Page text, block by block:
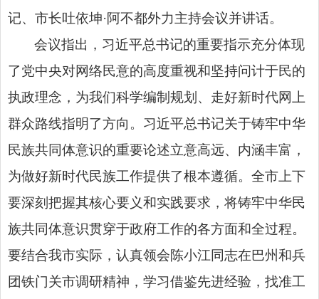
记、市长吐依坤·阿不都外力主持会议并讲话。
会议指出，习近平总书记的重要指示充分体现
了党中央对网络民意的高度重视和坚持问计于民的
执政理念，为我们科学编制规划、走好新时代网上
群众路线指明了方向。习近平总书记关于铸牢中华
民族共同体意识的重要论述立意高远、内涵丰富，
为做好新时代民族工作提供了根本遵循。全市上下
要深刻把握其核心要义和实践要求，将铸牢中华民
族共同体意识贯穿于政府工作的各方面和全过程。
要结合我市实际，认真领会陈小江同志在巴州和兵
团铁门关市调研精神，学习借鉴先进经验，找准工